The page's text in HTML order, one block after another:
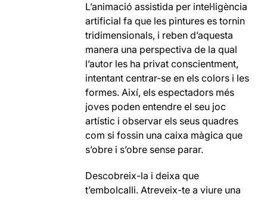
L’animació assistida per intel·ligència
artificial fa que les pintures es tornin
tridimensionals, i reben d’aquesta
manera una perspectiva de la qual
l’autor les ha privat conscientment,
intentant centrar-se en els colors i les
formes. Així, els espectadors més
joves poden entendre el seu joc
artístic i observar els seus quadres
com si fossin una caixa màgica que
s’obre i s’obre sense parar.
Descobreix-la i deixa que
t’embolcalli. Atreveix-te a viure una